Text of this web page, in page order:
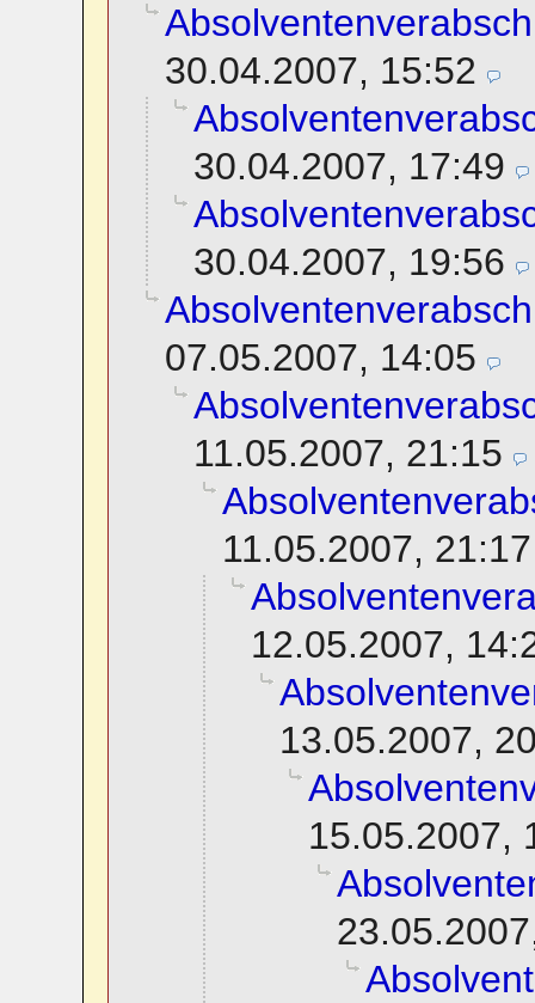
30.04.2007, 15:52
30.04.2007, 17:49
30.04.2007, 19:56
07.05.2007, 14:05
11.05.2007, 21:15
11.05.2007, 21:17
12.05.2007,
13.05.2007,
15.05.2007,